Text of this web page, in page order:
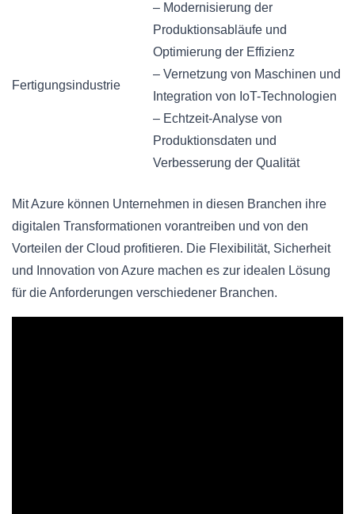
Fertigungsindustrie
– Modernisierung der
Produktionsabläufe und
Optimierung der Effizienz
– Vernetzung von Maschinen und
Integration von IoT-Technologien
– Echtzeit-Analyse von
Produktionsdaten und
Verbesserung der Qualität
Mit Azure können Unternehmen in diesen Branchen ihre
digitalen Transformationen vorantreiben und von den
Vorteilen der Cloud profitieren. Die Flexibilität, Sicherheit
und Innovation von Azure machen es zur idealen Lösung
für die Anforderungen verschiedener Branchen.